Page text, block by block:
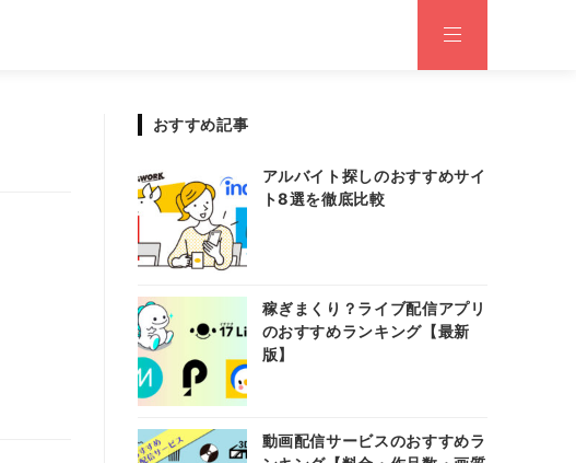
おすすめ記事
アルバイト探しのおすすめサイ
ト8選を徹底比較
稼ぎまくり？ライブ配信アプリ
のおすすめランキング【最新
版】
動画配信サービスのおすすめラ